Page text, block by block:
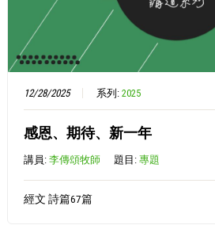
12/28/2025 系列: 2025
感恩、期待、新一年
講員: 李傳頌牧師 題目: 專題
經文 詩篇67篇